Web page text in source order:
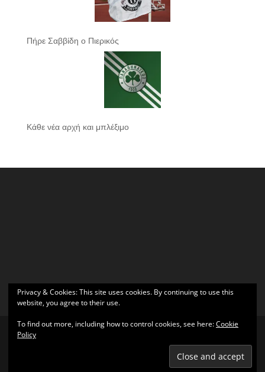
Πήρε Σαββίδη ο Πιερικός
Κάθε νέα αρχή και μπλέξιμο
| Υποστηρίζεται από
Privacy & Cookies: This site uses cookies. By continuing to use this
website, you agree to their use.
To find out more, including how to control cookies, see here:Cookie
Policy